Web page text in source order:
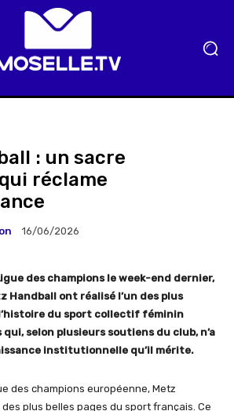
: un sacre
réclame
16/06/2026
des champions le week-end dernier,
Handball ont réalisé l’un des plus
du sport collectif féminin
selon plusieurs soutiens du club, n’a
institutionnelle qu’il mérite.
des champions européenne, Metz
des plus belles pages du sport français. Ce